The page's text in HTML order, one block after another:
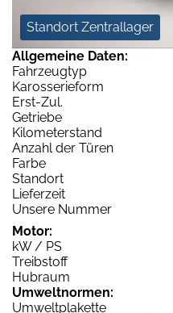
Standort Zentrallager
Allgemeine Daten:
Fahrzeugtyp
Karosserieform
Erst-Zul.
Getriebe
Kilometerstand
Anzahl der Türen
Farbe
Standort
Lieferzeit
Unsere Nummer
Motor:
kW / PS
Treibstoff
Hubraum
Umweltnormen:
Umweltplakette